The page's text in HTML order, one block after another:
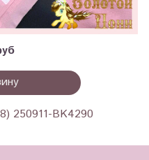
250911-BK4290